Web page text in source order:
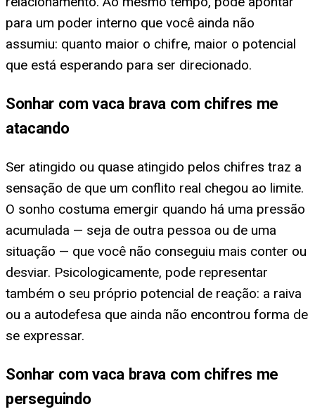
para um poder interno que você ainda não
assumiu: quanto maior o chifre, maior o potencial
que está esperando para ser direcionado.
Sonhar com vaca brava com chifres me
atacando
Ser atingido ou quase atingido pelos chifres traz a
sensação de que um conflito real chegou ao limite.
O sonho costuma emergir quando há uma pressão
acumulada — seja de outra pessoa ou de uma
situação — que você não conseguiu mais conter ou
desviar. Psicologicamente, pode representar
também o seu próprio potencial de reação: a raiva
ou a autodefesa que ainda não encontrou forma de
se expressar.
Sonhar com vaca brava com chifres me
perseguindo